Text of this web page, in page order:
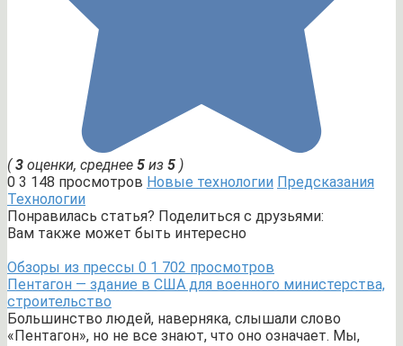
(3 оценки, среднее 5 из 5 )
0 3 148 просмотров Новые технологии Предсказания
Технологии
Понравилась статья? Поделиться с друзьями:
Вам также может быть интересно
Обзоры из прессы 0 1 702 просмотров
Пентагон — здание в США для военного министерства,
строительство
Большинство людей, наверняка, слышали слово
«Пентагон», но не все знают, что оно означает. Мы,